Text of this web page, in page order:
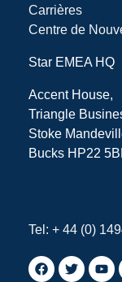
Carrières
Centre de
Star EMEA HQ
Accent House,
Triangle
Stoke
Bucks HP22
Tel: + 44 (0)